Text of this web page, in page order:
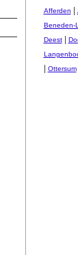
Afferden
Beneden-
Deest|
Ottersum